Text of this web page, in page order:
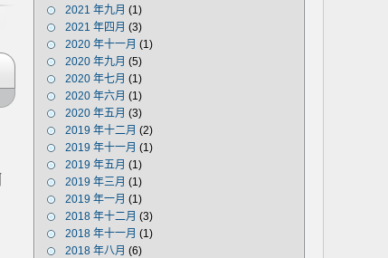
2021 年九月 (1)
2021 年四月 (3)
2020 年十一月 (1)
2020 年九月 (5)
2020 年七月 (1)
2020 年六月 (1)
2020 年五月 (3)
2019 年十二月 (2)
2019 年十一月 (1)
2019 年五月 (1)
2019 年三月 (1)
2019 年一月 (1)
2018 年十二月 (3)
2018 年十一月 (1)
2018 年八月 (6)